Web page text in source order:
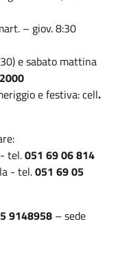
– giov. 8:30
e sabato mattina
e festiva: cell.
tel.051 69 06 814
- tel.051 69 05
9148958 – sede